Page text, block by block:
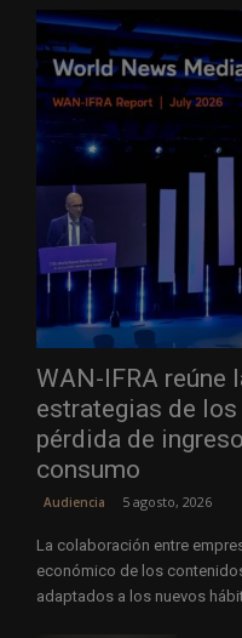
WAN-IFRA reúne
estrategias de
pérdida de
consumo
Audiencia 5 agosto, 2026
La colaboración entre
económico de los
adaptados a los nuevos